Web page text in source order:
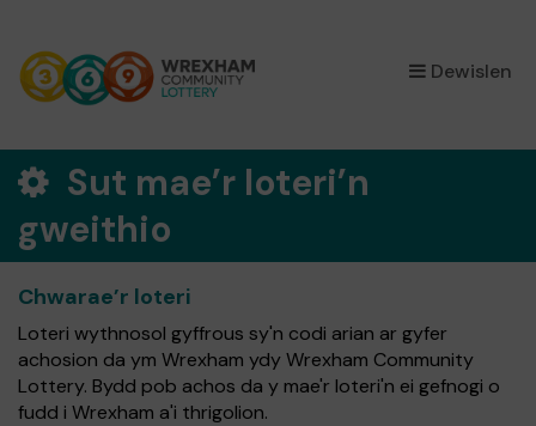
Dewislen
×
Sut mae’r loteri’n
gweithio
Chwarae’r loteri
Loteri wythnosol gyffrous sy'n codi arian ar gyfer
achosion da ym Wrexham ydy Wrexham Community
Lottery. Bydd pob achos da y mae'r loteri'n ei gefnogi o
fudd i Wrexham a'i thrigolion.